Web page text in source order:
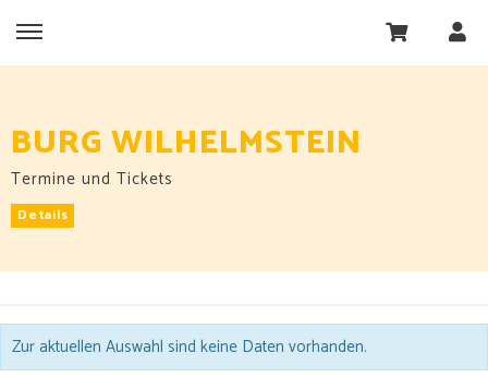
BURG WILHELMSTEIN
Termine und Tickets
Details
Zur aktuellen Auswahl sind keine Daten vorhanden.